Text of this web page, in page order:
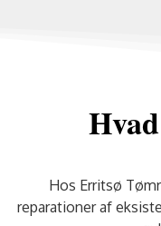
Hos Erritsø
reparationer af